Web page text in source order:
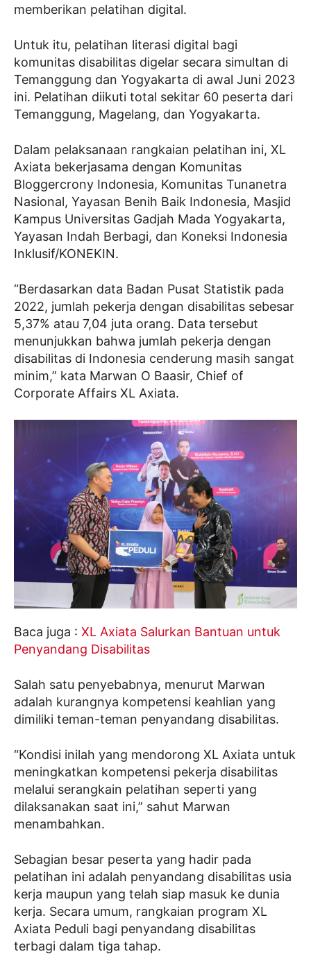
memberikan pelatihan digital.
Untuk itu, pelatihan literasi digital bagi
komunitas disabilitas digelar secara simultan di
Temanggung dan Yogyakarta di awal Juni 2023
ini. Pelatihan diikuti total sekitar 60 peserta dari
Temanggung, Magelang, dan Yogyakarta.
Dalam pelaksanaan rangkaian pelatihan ini, XL
Axiata bekerjasama dengan Komunitas
Bloggercrony Indonesia, Komunitas Tunanetra
Nasional, Yayasan Benih Baik Indonesia, Masjid
Kampus Universitas Gadjah Mada Yogyakarta,
Yayasan Indah Berbagi, dan Koneksi Indonesia
Inklusif/KONEKIN.
“Berdasarkan data Badan Pusat Statistik pada
2022, jumlah pekerja dengan disabilitas sebesar
5,37% atau 7,04 juta orang. Data tersebut
menunjukkan bahwa jumlah pekerja dengan
disabilitas di Indonesia cenderung masih sangat
minim,” kata Marwan O Baasir, Chief of
Corporate Affairs XL Axiata.
Baca juga : XL Axiata Salurkan Bantuan untuk
Penyandang Disabilitas
Salah satu penyebabnya, menurut Marwan
adalah kurangnya kompetensi keahlian yang
dimiliki teman-teman penyandang disabilitas.
“Kondisi inilah yang mendorong XL Axiata untuk
meningkatkan kompetensi pekerja disabilitas
melalui serangkain pelatihan seperti yang
dilaksanakan saat ini,” sahut Marwan
menambahkan.
Sebagian besar peserta yang hadir pada
pelatihan ini adalah penyandang disabilitas usia
kerja maupun yang telah siap masuk ke dunia
kerja. Secara umum, rangkaian program XL
Axiata Peduli bagi penyandang disabilitas
terbagi dalam tiga tahap.